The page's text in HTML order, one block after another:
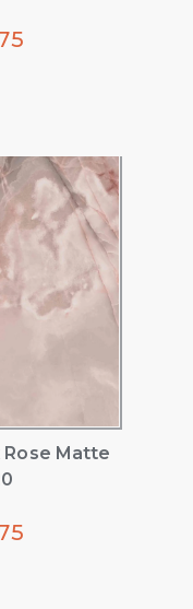
Rose Matte